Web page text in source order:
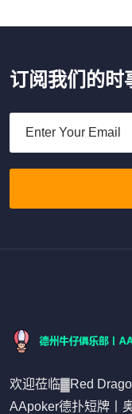
订阅我们的时
欢迎莅临▓Red
AApoker德扑短牌丨